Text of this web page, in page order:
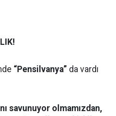
“Pensilvanya” da vardı
savunuyor olmamızdan,